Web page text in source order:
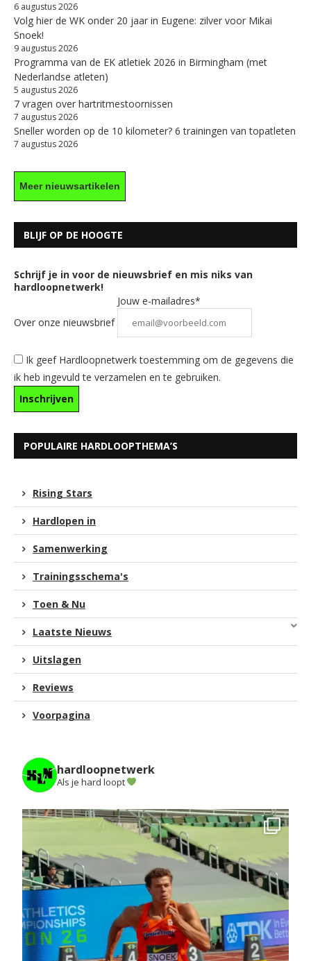
6 augustus 2026
Volg hier de WK onder 20 jaar in Eugene: zilver voor Mikai
Snoek!
9 augustus 2026
Programma van de EK atletiek 2026 in Birmingham (met
Nederlandse atleten)
5 augustus 2026
7 vragen over hartritmestoornissen
7 augustus 2026
Sneller worden op de 10 kilometer? 6 trainingen van topatleten
7 augustus 2026
Meer nieuwsartikelen
BLIJF OP DE HOOGTE
Schrijf je in voor de nieuwsbrief en mis niks van
hardloopnetwerk!
Over onze nieuwsbrief
Jouw e-mailadres*
Ik geef Hardloopnetwerk toestemming om de gegevens die
ik heb ingevuld te verzamelen en te gebruiken.
POPULAIRE HARDLOOPTHEMA’S
Rising Stars
Hardlopen in
Samenwerking
Trainingsschema's
Toen & Nu
Laatste Nieuws
Uitslagen
Reviews
Voorpagina
hardloopnetwerk
Als je hard loopt